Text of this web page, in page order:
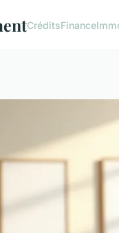
CréditsFinance